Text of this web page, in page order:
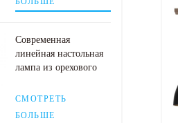
Современная
линейная настольная
лампа из орехового
античной латуни
СМОТРЕТЬ
БОЛЬШЕ